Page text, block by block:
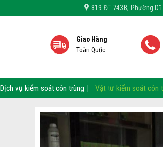
819 ĐT 743B, Phường Dĩ
Giao Hàng
Toàn Quốc
Dịch vụ kiểm soát côn trùng Vật tư kiểm soát côn